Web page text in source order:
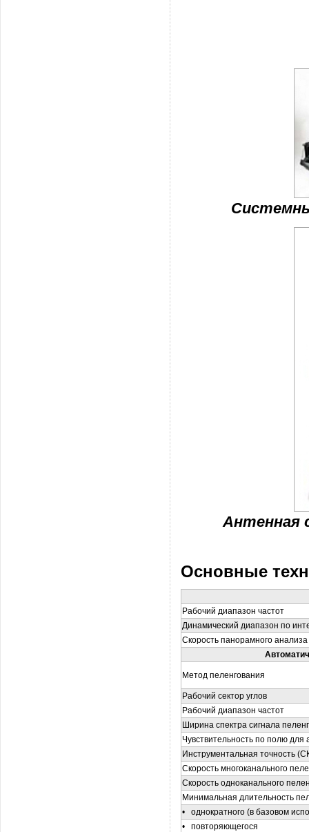
Антенная
Основные
Рабочий диапазон частот
Динамический диапазон по
Скорость панорамного
Метод пеленгования
Рабочий сектор углов
Рабочий диапазон частот
Ширина спектра сигнала
Чувствительность по полю для
Инструментальная точность
Скорость многоканального
Скорость одноканального
Минимальная длительность
• однократного (в базовом
• повторяющегося